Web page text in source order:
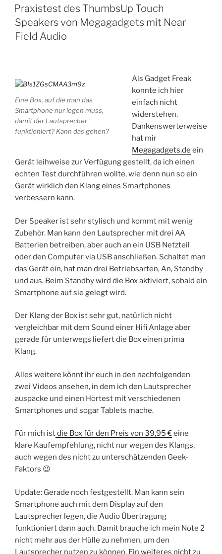
AM
Praxistest des ThumbsUp Touch
Speakers von Megagadgets mit Near
Field Audio
Eine Box, auf die man das
Smartphone nur legen muss,
damit der Lautsprecher
funktioniert? Kann das gehen?
Als Gadget Freak
konnte ich hier
einfach nicht
widerstehen.
Dankenswerterweise
hat mir
Megagadgets.de ein
Gerät leihweise zur Verfügung gestellt, da ich einen
echten Test durchführen wollte, wie denn nun so ein
Gerät wirklich den Klang eines Smartphones
verbessern kann.
Der Speaker ist sehr stylisch und kommt mit wenig
Zubehör. Man kann den Lautsprecher mit drei AA
Batterien betreiben, aber auch an ein USB Netzteil
oder den Computer via USB anschließen. Schaltet man
das Gerät ein, hat man drei Betriebsarten, An, Standby
und aus. Beim Standby wird die Box aktiviert, sobald ein
Smartphone auf sie gelegt wird.
Der Klang der Box ist sehr gut, natürlich nicht
vergleichbar mit dem Sound einer Hifi Anlage aber
gerade für unterwegs liefert die Box einen prima
Klang.
Alles weitere könnt ihr euch in den nachfolgenden
zwei Videos ansehen, in dem ich den Lautsprecher
auspacke und einen Hörtest mit verschiedenen
Smartphones und sogar Tablets mache.
Für mich istdie Box für den Preis von 39,95 €eine
klare Kaufempfehlung, nicht nur wegen des Klangs,
auch wegen des nicht zu unterschätzenden Geek-
Faktors 😉
Update: Gerade noch festgestellt. Man kann sein
Smartphone auch mit dem Display auf den
Lautsprecher legen, die Audio Übertragung
funktioniert dann auch. Damit brauche ich mein Note 2
nicht mehr aus der Hülle zu nehmen, um den
Lautsprecher nutzen zu können. Ein weiteres nicht zu